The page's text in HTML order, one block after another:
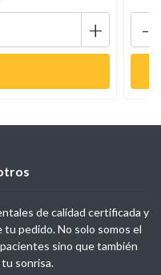
+ -
de calidad certificada y
pedido. No solo somos el
sino que también
sonrisa.